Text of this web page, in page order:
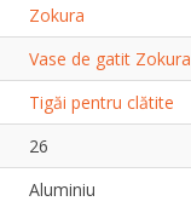
Zokura
Vase de gatit Zokura
Tigăi pentru clătite
26
Aluminiu